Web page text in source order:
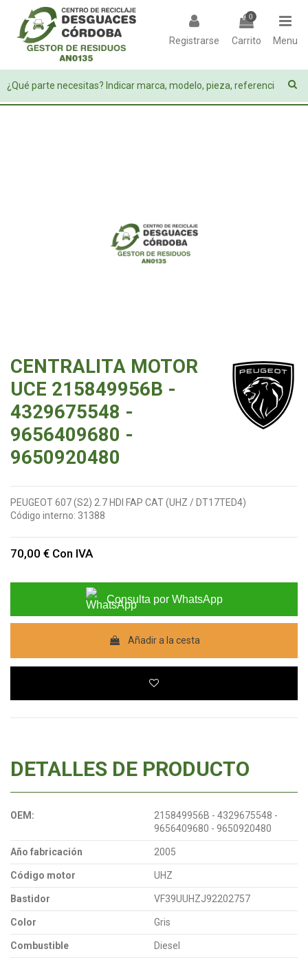
Registrarse
0
Carrito Menu
CENTRALITA MOTOR
UCE 215849956B -
4329675548 -
9656409680 -
9650920480
PEUGEOT 607 (S2) 2.7 HDI FAP CAT (UHZ / DT17TED4)
Código interno: 31388
70,00 € Con IVA
Consulta por WhatsApp
Añadir a la cesta
DETALLES DE PRODUCTO
OEM:
215849956B - 4329675548 -
9656409680 - 9650920480
Año fabricación 2005
Código motor UHZ
Bastidor VF39UUHZJ92202757
Color Gris
Combustible Diesel